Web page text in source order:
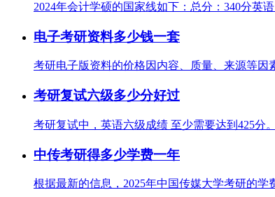
2024年会计学硕的国家线如下：总分：340分英
电子考研资料多少钱一套
考研电子版资料的价格因内容、质量、来源等
考研复试六级多少分好过
考研复试中，英语六级成绩 至少需要达到425分
中传考研得多少学费一年
根据最新的信息，2025年中国传媒大学考研的学